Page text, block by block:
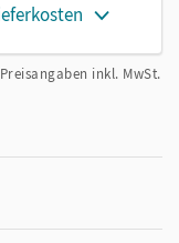
inkl. MwSt.